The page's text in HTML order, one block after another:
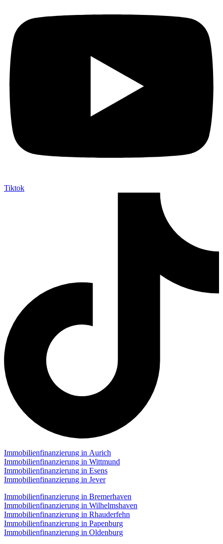
Tiktok
Immobilienfinanzierung in Aurich
Immobilienfinanzierung in Wittmund
Immobilienfinanzierung in Esens
Immobilienfinanzierung in Jever
Immobilienfinanzierung in Bremerhaven
Immobilienfinanzierung in Wilhelmshaven
Immobilienfinanzierung in Rhauderfehn
Immobilienfinanzierung in Papenburg
Immobilienfinanzierung in Oldenburg